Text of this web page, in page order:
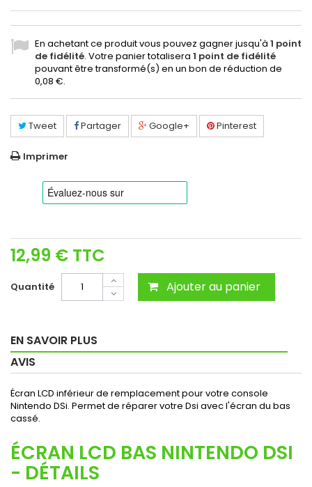
En achetant ce produit vous pouvez gagner jusqu'à 1 point
de fidélité. Votre panier totalisera 1 point de fidélité
pouvant être transformé(s) en un bon de réduction de
0,08 €.
Tweet Partager Google+ Pinterest
Imprimer
12,99 € TTC
Quantité Ajouter au panier
EN SAVOIR PLUS
AVIS
Écran LCD inférieur de remplacement pour votre console
Nintendo DSi. Permet de réparer votre Dsi avec l'écran du bas
cassé.
ÉCRAN LCD BAS NINTENDO DSI
- DÉTAILS